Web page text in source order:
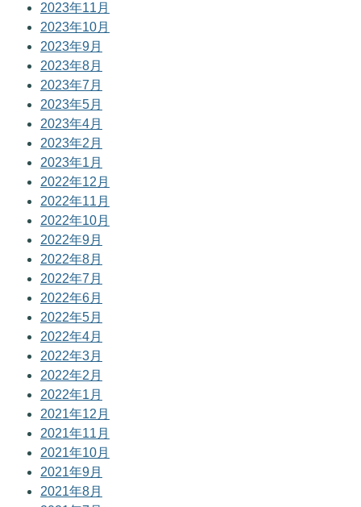
2023年11月
2023年10月
2023年9月
2023年8月
2023年7月
2023年5月
2023年4月
2023年2月
2023年1月
2022年12月
2022年11月
2022年10月
2022年9月
2022年8月
2022年7月
2022年6月
2022年5月
2022年4月
2022年3月
2022年2月
2022年1月
2021年12月
2021年11月
2021年10月
2021年9月
2021年8月